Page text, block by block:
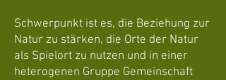
Schwerpunkt ist es, die Beziehung zur
Natur zu stärken, die Orte der Natur
als Spielort zu nutzen und in einer
heterogenen Gruppe Gemeinschaft